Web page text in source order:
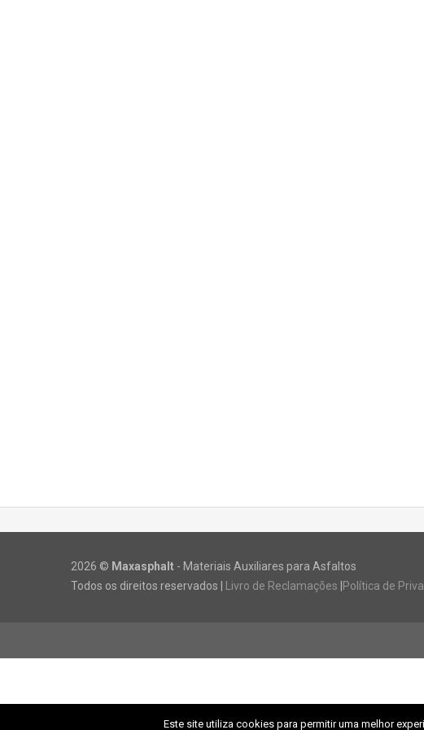
2026 © Maxasphalt - Materiais Auxiliares para Asfaltos
Todos os direitos reservados |
Livro de Reclamações Política de
Este site utiliza cookies para permitir uma melhor